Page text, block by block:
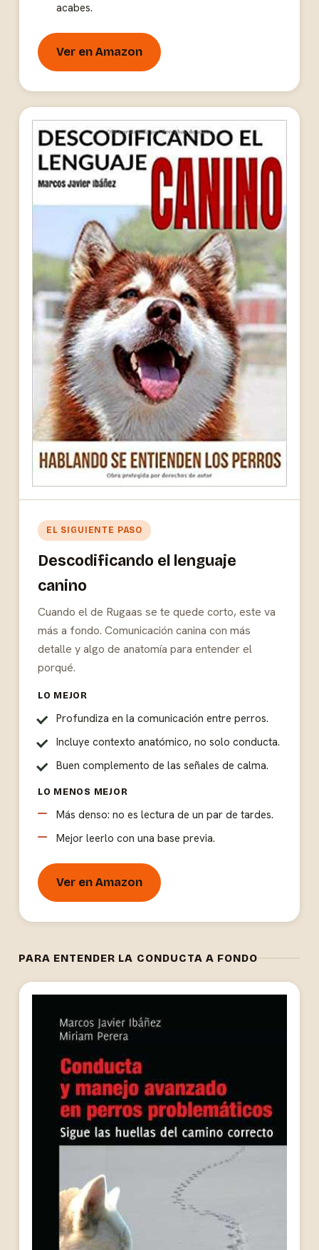
acabes.
Ver en Amazon
EL SIGUIENTE PASO
Descodificando el lenguaje
canino
Cuando el de Rugaas se te quede corto, este va
más a fondo. Comunicación canina con más
detalle y algo de anatomía para entender el
porqué.
LO MEJOR
Profundiza en la comunicación entre perros.
Incluye contexto anatómico, no solo conducta.
Buen complemento de las señales de calma.
LO MENOS MEJOR
Más denso: no es lectura de un par de tardes.
Mejor leerlo con una base previa.
Ver en Amazon
PARA ENTENDER LA CONDUCTA A FONDO